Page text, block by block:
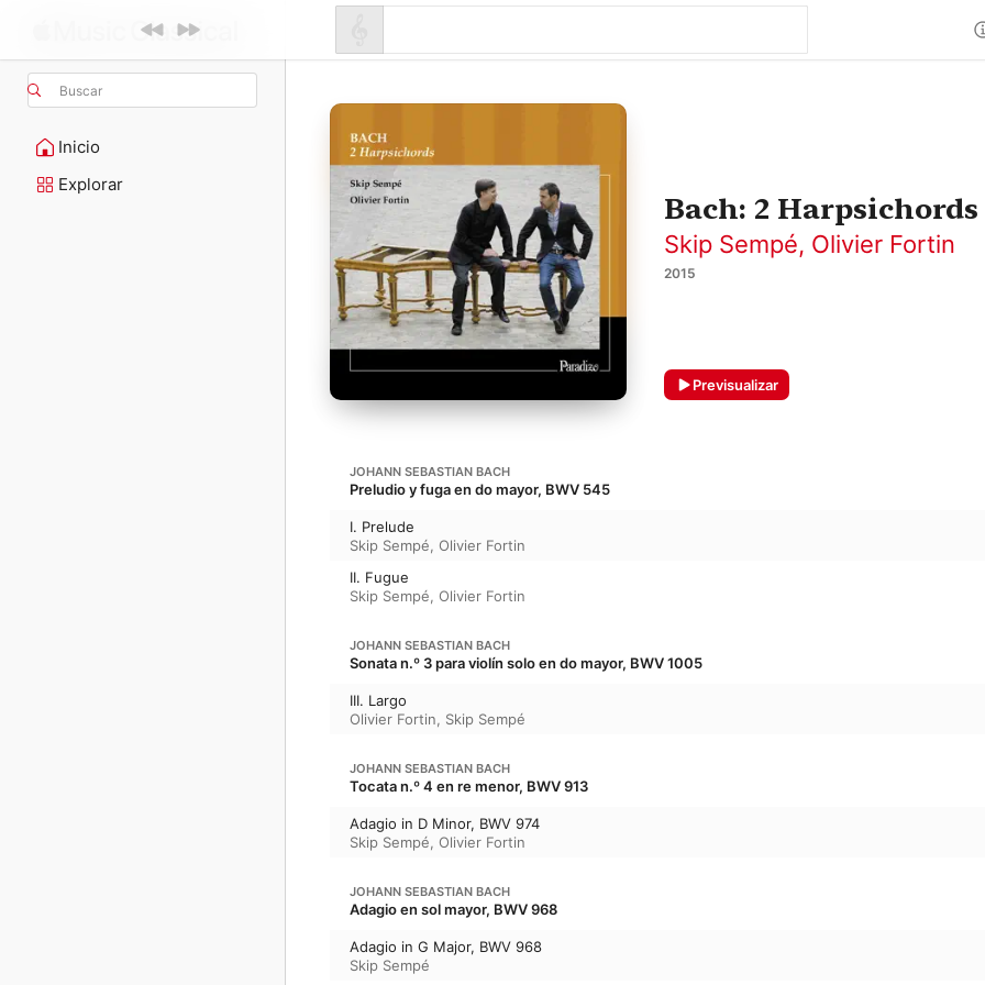
Buscar
Inicio
Explorar
Bach: 2 Harpsichords
Skip Sempé, Olivier Fortin
2015
Previsualizar
JOHANN SEBASTIAN BACH
Preludio y fuga en do mayor, BWV 545
I. Prelude
Skip Sempé, Olivier Fortin
II. Fugue
Skip Sempé, Olivier Fortin
JOHANN SEBASTIAN BACH
Sonata n.º 3 para violín solo en do mayor, BWV 1005
III. Largo
Olivier Fortin, Skip Sempé
JOHANN SEBASTIAN BACH
Tocata n.º 4 en re menor, BWV 913
Adagio in D Minor, BWV 974
Skip Sempé, Olivier Fortin
JOHANN SEBASTIAN BACH
Adagio en sol mayor, BWV 968
Adagio in G Major, BWV 968
Skip Sempé